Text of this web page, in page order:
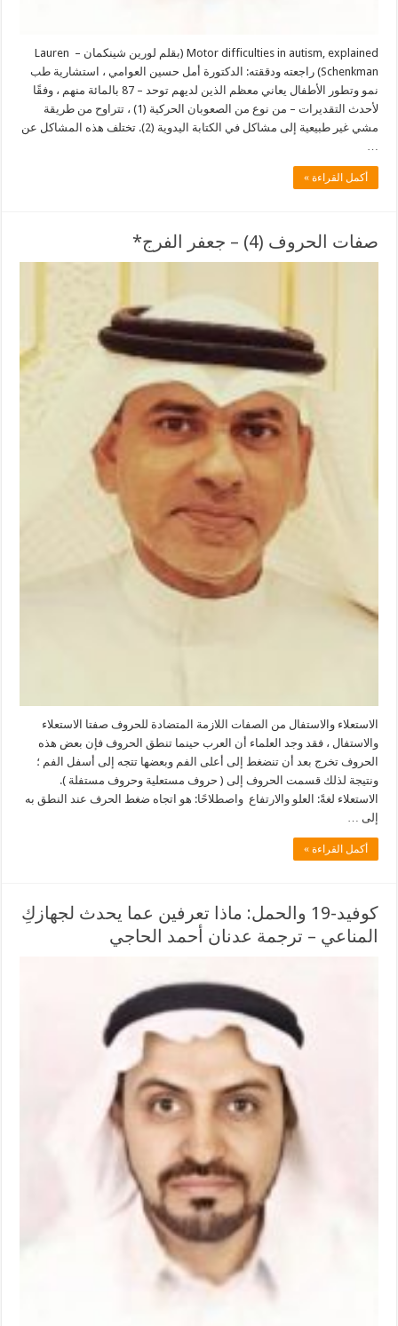
Motor difficulties in autism, explained (بقلم لورين شينكمان – Lauren
Schenkman) راجعته ودققته: الدكتورة أمل حسين العوامي ، استشارية طب
نمو وتطور الأطفال يعاني معظم الذين لديهم توحد – 87 بالمائة منهم ، وفقًا
لأحدث التقديرات – من نوع من الصعوبان الحركية (1) ، تتراوح من طريقة
مشي غير طبيعية إلى مشاكل في الكتابة اليدوية (2). تختلف هذه المشاكل عن
أكمل القراءة »
صفات الحروف (4) – جعفر الفرج*
الاستعلاء والاستفال من الصفات اللازمة المتضادة للحروف صفتا الاستعلاء
والاستفال ، فقد وجد العلماء أن العرب حينما تنطق الحروف فإن بعض هذه
الحروف تخرج بعد أن تنضغط إلى أعلى الفم وبعضها تتجه إلى أسفل الفم ؛
ونتيجة لذلك قسمت الحروف إلى ( حروف مستعلية وحروف مستفلة ).
الاستعلاء لغةً: العلو والارتفاع واصطلاحًا: هو اتجاه ضغط الحرف عند النطق به
إلى …
أكمل القراءة »
كوفيد-19 والحمل: ماذا تعرفين عما يحدث لجهازكِ
المناعي – ترجمة عدنان أحمد الحاجي